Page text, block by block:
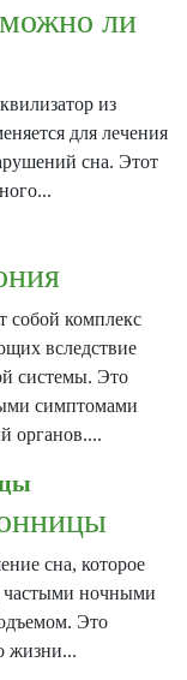
ли
из
для лечения
сна. Этот
собой комплекс
вследствие
системы. Это
симптомами
органов....
сна, которое
частыми ночными
Это
жизни...